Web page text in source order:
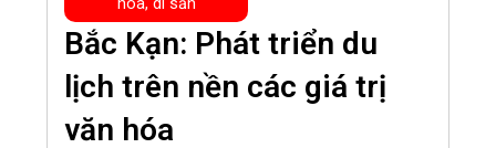
Bắc Kạn: Phát triển du
lịch trên nền các giá trị
văn hóa